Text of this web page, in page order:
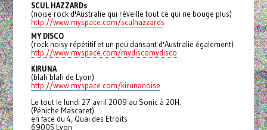
SCUL HAZZARDs
(noise rock d'Australie qui réveille tout ce qui ne bouge plus)
http://www.myspace.com/sculhazzards
MY DISCO
(rock noisy répétitif et un peu dansant d'Australie également)
http://www.myspace.com/mydiscomydisco
KIRUNA
(blah blah de Lyon)
http://www.myspace.com/kirunanoise
Le tout le lundi 27 avril 2009 au Sonic à 20H.
(Péniche Mascaret)
en face du 4, Quai des Etroits
69005 Lyon